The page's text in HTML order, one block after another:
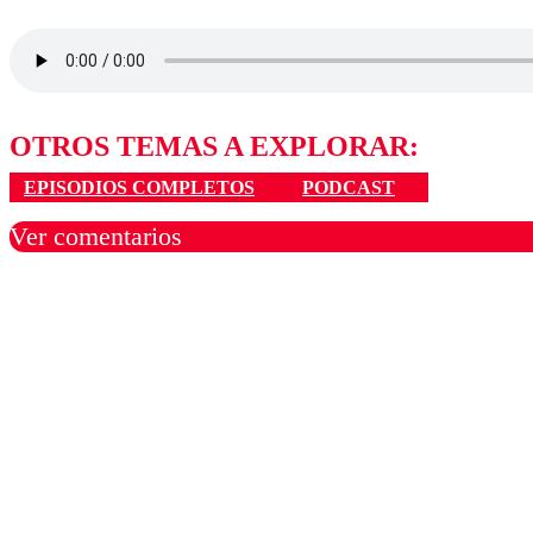
OTROS TEMAS A EXPLORAR:
EPISODIOS COMPLETOS PODCAST
Ver comentarios